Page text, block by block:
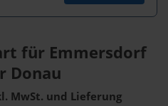
für Emmersdorf
Donau
MwSt. und Lieferung